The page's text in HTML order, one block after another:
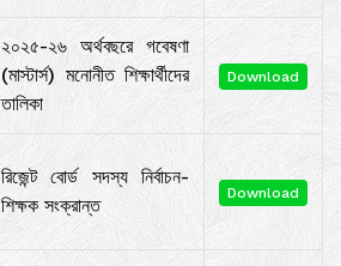
২০২৫-২৬ অর্থবছরে গবেষণা
(মাস্টার্স) মনোনীত শিক্ষার্থীদের
তালিকা
Download
রিজেন্ট বোর্ড সদস্য নির্বাচন-
শিক্ষক সংক্রান্ত
Download